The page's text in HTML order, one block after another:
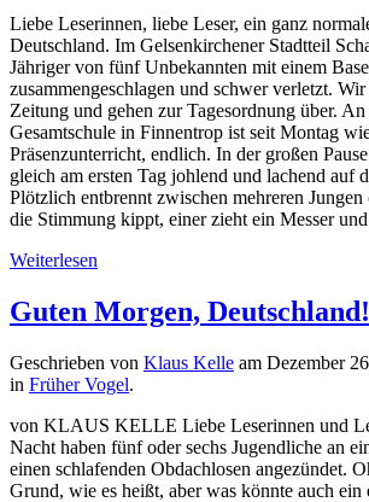
Liebe Leserinnen, liebe Leser, ein ganz
Deutschland. Im Gelsenkirchener Stadtteil
Jähriger von fünf Unbekannten mit einem
zusammengeschlagen und schwer verletzt.
Zeitung und gehen zur Tagesordnung über.
Gesamtschule in Finnentrop ist seit Montag
Präsenzunterricht, endlich. In der großen
gleich am ersten Tag johlend und lachend auf
Plötzlich entbrennt zwischen mehreren
die Stimmung kippt, einer zieht ein Messer
Weiterlesen
Guten Morgen, Deutschland!
Geschrieben von Klaus Kelle am Dezember
in Früher Vogel.
von KLAUS KELLE Liebe Leserinnen und
Nacht haben fünf oder sechs Jugendliche an
einen schlafenden Obdachlosen angezündet.
Grund, wie es heißt, aber was könnte auch ein